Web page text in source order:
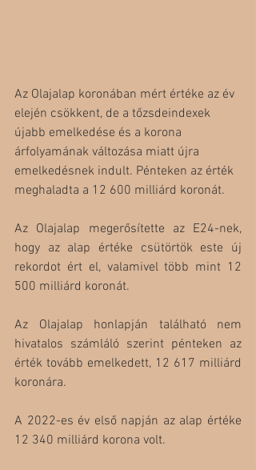
Az Olajalap koronában mért értéke az év
elején csökkent, de a tőzsdeindexek
újabb emelkedése és a korona
árfolyamának változása miatt újra
emelkedésnek indult. Pénteken az érték
meghaladta a 12 600 milliárd koronát.
Az Olajalap megerősítette az E24-nek,
hogy az alap értéke csütörtök este új
rekordot ért el, valamivel több mint 12
500 milliárd koronát.
Az Olajalap honlapján található nem
hivatalos számláló szerint pénteken az
érték tovább emelkedett, 12 617 milliárd
koronára.
A 2022-es év első napján az alap értéke
12 340 milliárd korona volt.